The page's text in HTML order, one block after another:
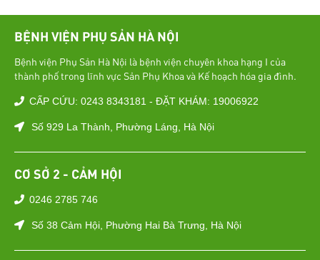
BỆNH VIỆN PHỤ SẢN HÀ NỘI
Bệnh viện Phụ Sản Hà Nội là bệnh viện chuyên khoa hạng I của
thành phố trong lĩnh vực Sản Phụ Khoa và Kế hoạch hóa gia đình.
CẤP CỨU: 0243 8343181 - ĐẶT KHÁM: 19006922
Số 929 La Thành, Phường Láng, Hà Nội
CƠ SỞ 2 - CẢM HỘI
0246 2785 746
Số 38 Cảm Hội, Phường Hai Bà Trưng, Hà Nội